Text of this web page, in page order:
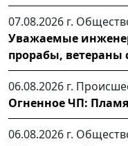
07.08.2026 г.
Уважаемые
прорабы, ветераны
06.08.2026 г.
Огненное ЧП:
06.08.2026 г.